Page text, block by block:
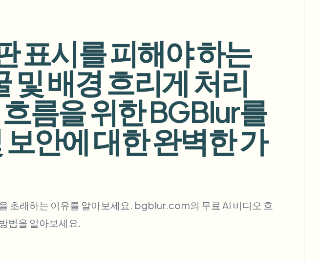
BETA
View All
Streamer Journalist Government Agency Advertising Agency
업로드, 작업 및 웹훅 자동화
리전스
및 이해 — Ceptory
대량 배경 제거
전용 배경 제거 파이프라인
표시를 피해야 하는
및 배경 흐리게 처리
름을 위한 BGBlur를
안에 대한 완벽한 가
초래하는 이유를 알아보세요. bgblur.com의 무료 AI 비디오 흐
법을 알아보세요.